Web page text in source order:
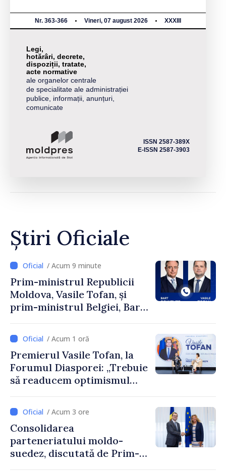
Nr. 363-366 Vineri, 07 august 2026 XXXIII
Legi,
hotărâri, decrete,
dispoziții, tratate,
acte normative
ale organelor centrale
de specialitate ale administrației
publice, informații, anunțuri,
comunicate
ISSN 2587-389X
E-ISSN 2587-3903
Știri Oficiale
/ Acum 9 minute
Prim-ministrul Republicii
Moldova, Vasile Tofan, și
prim-ministrul Belgiei, Bart
despre parcursul european
al Republicii Moldova.
/ Acum 1 oră
Premierul Vasile Tofan, la
Forumul Diasporei: „Trebuie
să readucem optimismul
Republica Moldova merge în
direcția corectă”
/ Acum 3 ore
Consolidarea
parteneriatului moldo-
suedez, discutată de Prim-